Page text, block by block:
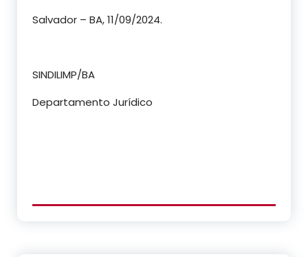
Salvador – BA, 11/09/2024.
SINDILIMP/BA
Departamento Jurídico